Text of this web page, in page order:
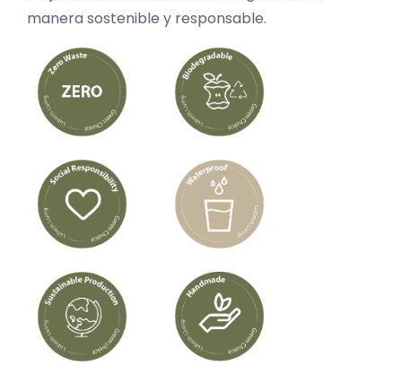
manera sostenible y responsable.